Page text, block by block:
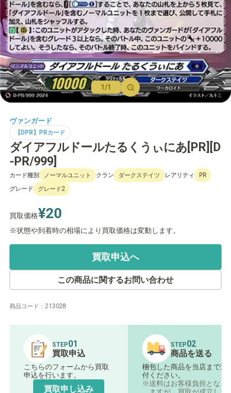
【D】デッキなど
【DPR】PRカード
1/1
ヴァンガード
【DPR】PRカード
ダイアフルドールたるくうぃにあ[PR][D
-PR/999]
カード種別 ノーマルユニット クラン ダークステイツ レアリティ PR
グレード グレード2
買取価格¥20
状態や到着時の相場により買取価格は変動します。
買取申込へ
この商品に関するお問い合わせ
商品コード： 213028
STEP01
買取申込
こちらのフォームから買取
申込を行います。
買取申し込み
STEP02
商品を送る
梱包した商品を当店まで送
付ください。
送料はお客様負担となり